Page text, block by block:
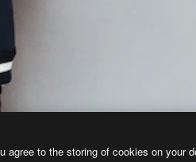
agree to the storing of cookies on your